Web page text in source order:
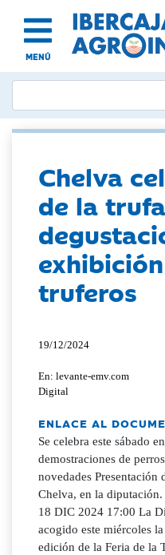
MENÚ
Chelva
de la trufa
truferos
19/12/2024
En: levante-emv.com
Digital
ENLACE AL
Se celebra este sábado
demostraciones de
novedades Presentación
Chelva, en la
18 DIC 2024 17:00 La
acogido este miércoles
edición de la Feria de la